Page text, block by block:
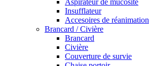
Aspirateur de mucosité
Insufflateur
Accesoires de réanimation
Brancard / Civière
Brancard
Civière
Couverture de survie